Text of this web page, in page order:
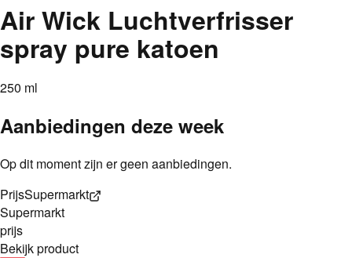
Air Wick Luchtverfrisser
spray pure katoen
250 ml
Aanbiedingen deze week
Op dit moment zijn er geen aanbiedingen.
PrijsSupermarkt
Supermarkt
prijs
Bekijk product